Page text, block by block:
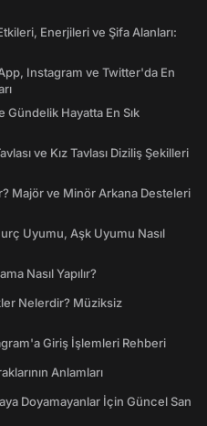
Enerjileri ve Şifa Alanları:
Instagram ve Twitter'da En
Gündelik Hayatta En Sık
ve Kız Tavlası Diziliş Şekilleri
Majör ve Minör Arkana Desteleri
Uyumu, Aşk Uyumu Nasıl
Nasıl Yapılır?
Nelerdir? Müziksiz
Giriş İşlemleri Rehberi
Anlamları
Doyamayanlar İçin Güncel San